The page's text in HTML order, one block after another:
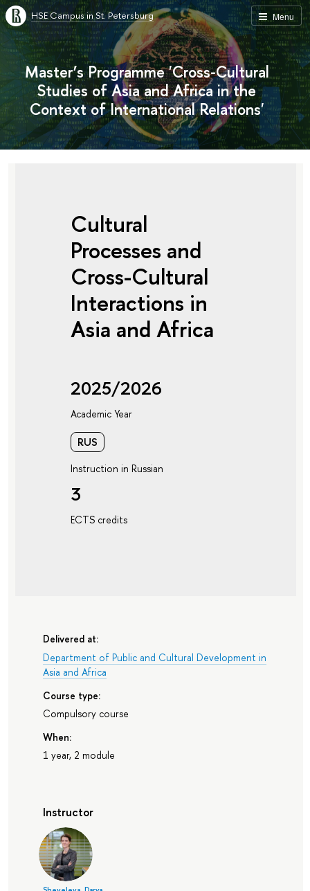
Menu
HSE Campus in St. Petersburg
Master’s Programme 'Cross-Cultural
Studies of Asia and Africa in the
Context of International Relations'
Cultural
Processes and
Cross-Cultural
Interactions in
Asia and Africa
2025/2026
Academic Year
RUS
Instruction in Russian
3
ECTS credits
Delivered at:
Department of Public and Cultural Development in
Asia and Africa
Course type:
Compulsory course
When:
1 year, 2 module
Instructor